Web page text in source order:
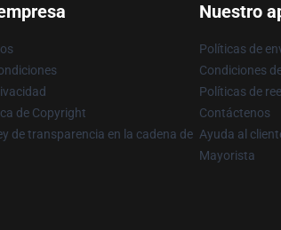
de Copyright
de transparencia en la cadena de
Nuestro
Políticas de
Condiciones
Políticas de
Contáctenos
Ayuda al
Mayorista